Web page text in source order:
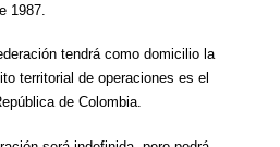
1987.
tendrá como domicilio la
territorial de operaciones es el
de Colombia.